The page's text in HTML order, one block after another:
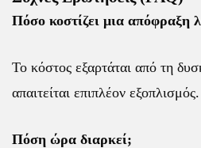
Πόσο κοστίζει μια απόφραξη
Το κόστος εξαρτάται από τη
απαιτείται επιπλέον εξοπλισμός.
Πόση ώρα διαρκεί;